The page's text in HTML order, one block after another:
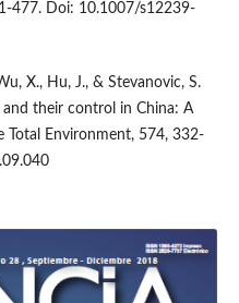
477. Doi: 10.1007/s12239-
X., Hu, J., & Stevanovic, S.
their control in China: A
Total Environment, 574, 332-